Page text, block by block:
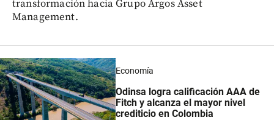
transformación hacia Grupo Argos Asset
Management.
Economía
Odinsa logra calificación AAA de
Fitch y alcanza el mayor nivel
crediticio en Colombia